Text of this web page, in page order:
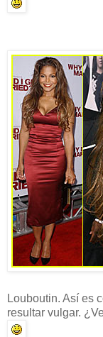
Louboutin. Así es
resultar vulgar.